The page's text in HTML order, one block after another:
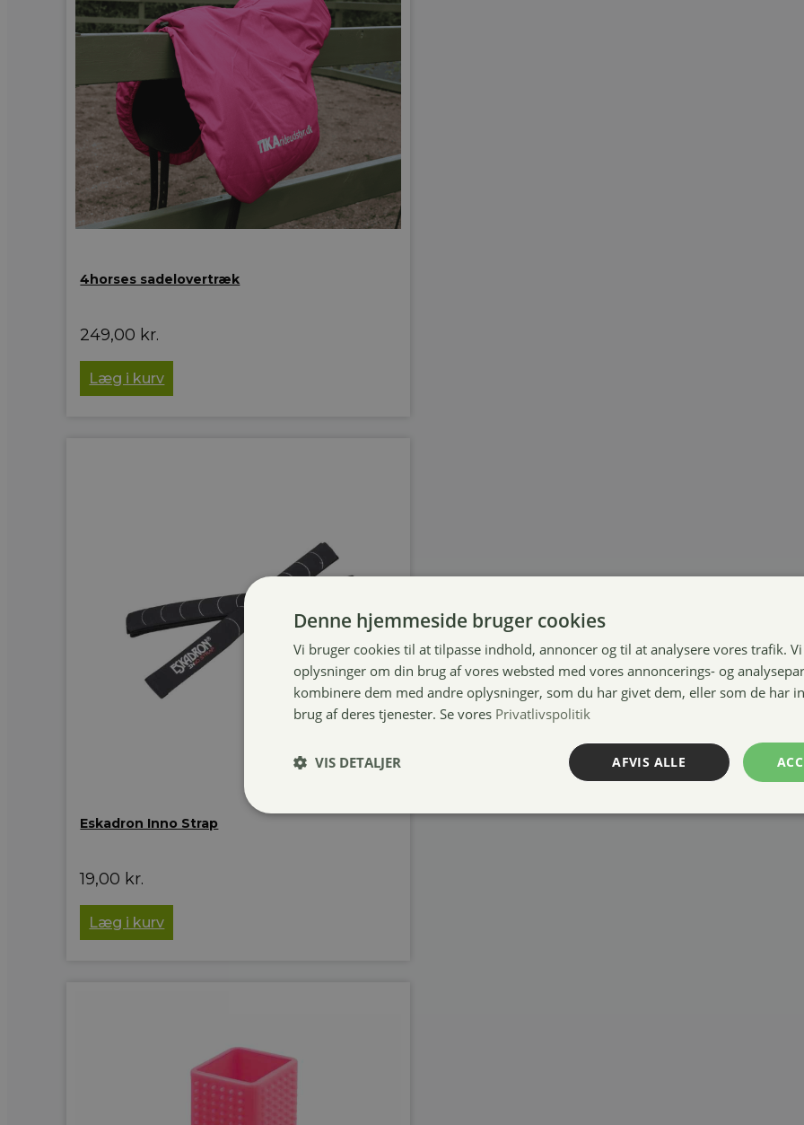
4horses sadelovertræk
249,00 kr.
Læg i kurv
Eskadron Inno Strap
19,00 kr.
Læg i kurv
Denne hjemmeside bruger cookies
Vi bruger cookies til at tilpasse indhold, annoncer og til at analysere vores trafik.
oplysninger om din brug af vores websted med vores annoncerings- og
kombinere dem med andre oplysninger, som du har givet dem, eller som de har
brug af deres tjenester. Se vores Privatlivspolitik
AFVIS ALLE
VIS DETALJER